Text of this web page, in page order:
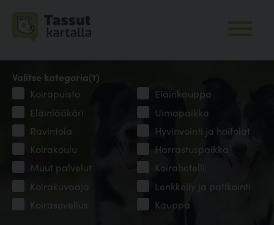
Valitse kategoria(t)
Koirapuisto
Eläinkauppa
Eläinlääkäri
Uimapaikka
Ravintola
Hyvinvointi ja hoitolat
Koirakoulu
Harrastuspaikka
Muut palvelut
Koirahotelli
Koirakuvaaja
Lenkkeily ja patikointi
Koirasovellus
Kauppa